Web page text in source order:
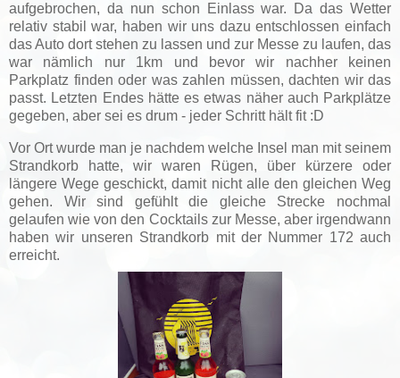
aufgebrochen, da nun schon Einlass war. Da das Wetter
relativ stabil war, haben wir uns dazu entschlossen einfach
das Auto dort stehen zu lassen und zur Messe zu laufen, das
war nämlich nur 1km und bevor wir nachher keinen
Parkplatz finden oder was zahlen müssen, dachten wir das
passt. Letzten Endes hätte es etwas näher auch Parkplätze
gegeben, aber sei es drum - jeder Schritt hält fit :D
Vor Ort wurde man je nachdem welche Insel man mit seinem
Strandkorb hatte, wir waren Rügen, über kürzere oder
längere Wege geschickt, damit nicht alle den gleichen Weg
gehen. Wir sind gefühlt die gleiche Strecke nochmal
gelaufen wie von den Cocktails zur Messe, aber irgendwann
haben wir unseren Strandkorb mit der Nummer 172 auch
erreicht.